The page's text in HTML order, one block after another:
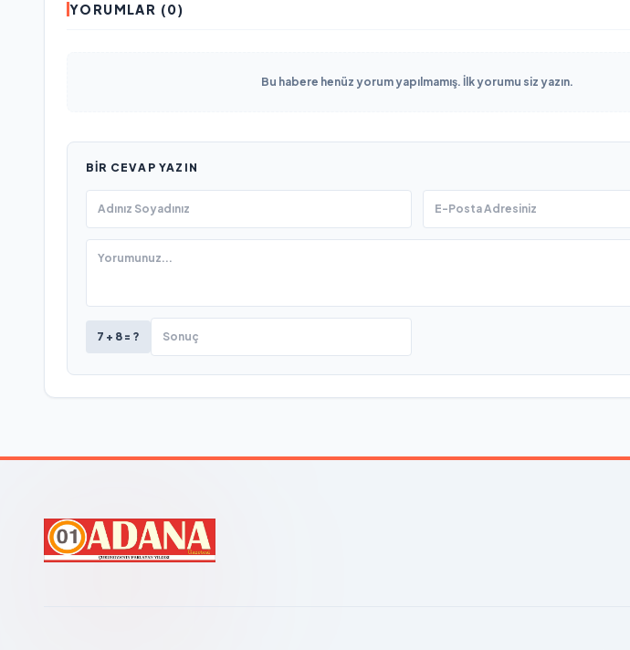
YORUMLAR (0)
Bu habere henüz yorum yapılmamış. İlk yorumu siz yazın.
BIR CEVAP YAZIN
7 + 8 = ?